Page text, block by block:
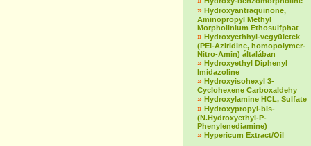
» Hydroxyantraquinone,
Aminopropyl Methyl
Morpholinium Ethosulfphat
» Hydroxyethhyl-vegyületek
(PEI-Aziridine, homopolymer-
Nitro-Amin) általában
» Hydroxyethyl Diphenyl
Imidazoline
» Hydroxyisohexyl 3-
Cyclohexene Carboxaldehy
» Hydroxylamine HCL, Sulfate
» Hydroxypropyl-bis-
(N.Hydroxyethyl-P-
Phenylenediamine)
» Hypericum Extract/Oil